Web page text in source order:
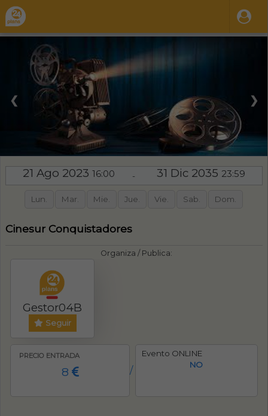
❮ ❯
21 Ago 202316:00 - 31 Dic 2035 23:59
Lun. Mar. Mie. Jue. Vie. Sab. Dom.
Cinesur Conquistadores
Organiza / Publica:
Gestor04B
Seguir
PRECIO ENTRADA
8 /
Evento ONLINE
NO